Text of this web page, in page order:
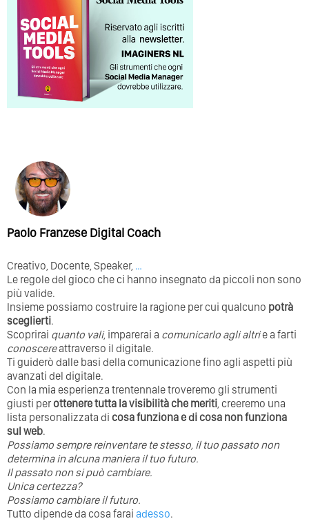
Paolo Franzese Digital Coach
Creativo, Docente, Speaker, …
Le regole del gioco che ci hanno insegnato da piccoli non sono
più valide.
Insieme possiamo costruire la ragione per cui qualcuno potrà
sceglierti.
Scoprirai quanto vali, imparerai a comunicarlo agli altrie a farti
conoscereattraverso il digitale.
Ti guiderò dalle basi della comunicazione fino agli aspetti più
avanzati del digitale.
Con la mia esperienza trentennale troveremo gli strumenti
giusti perottenere tutta la visibilità che meriti , creeremo una
lista personalizzata di cosa funziona e di cosa non funziona
sul web.
Possiamo sempre reinventare te stesso, il tuo passato non
determina in alcuna maniera il tuo futuro. ⁣
⁣Il passato non si può cambiare.
Unica certezza?
Possiamo cambiare il futuro.
Tutto dipende da cosa farai adesso.